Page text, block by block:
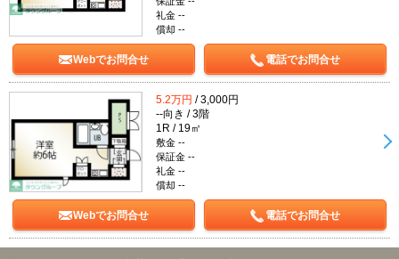
礼金 --
償却 --
Webでお問合せ 電話でお問合せ
5.2万円 / 3,000円
--向き / 3階
1R / 19㎡
敷金 --
保証金 --
礼金 --
償却 --
Webでお問合せ 電話でお問合せ